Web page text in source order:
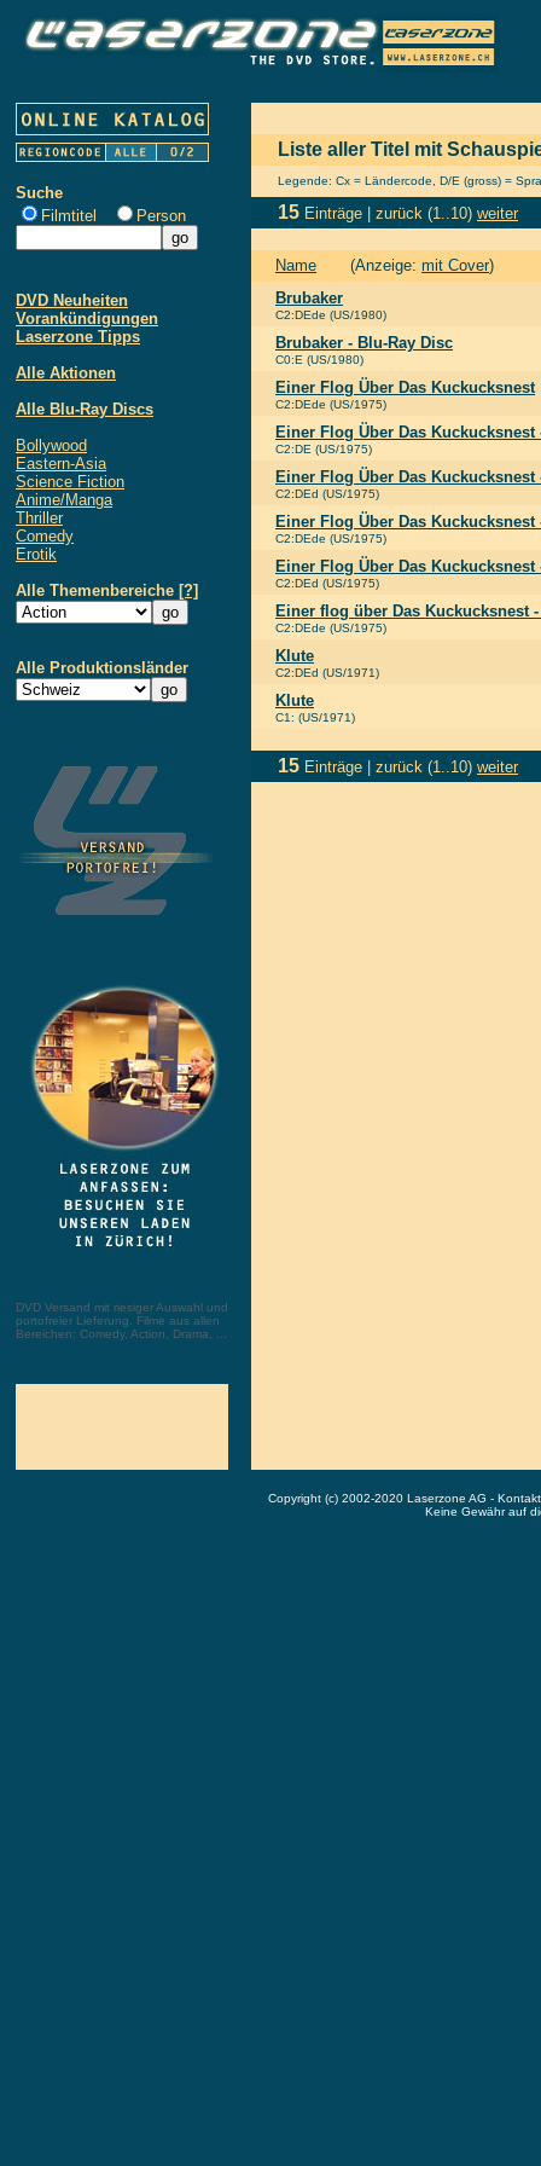
Suche
Filmtitel
Person
DVD Neuheiten
Vorankündigungen
Laserzone Tipps
Alle Aktionen
Alle Blu-Ray Discs
Bollywood
Eastern-Asia
Science Fiction
Anime/Manga
Thriller
Comedy
Erotik
Alle Themenbereiche [?]
Alle Produktionsländer
DVD Versand mit riesiger Auswahl und
portofreier Lieferung. Filme aus allen
Bereichen: Comedy, Action, Drama, ...
Liste aller Titel mit
Legende: Cx = Ländercode, D/E (gross) =
15 Einträge | zurück (1..10) weiter
Name (Anzeige: mit Cover)
Brubaker
C2:DEde (US/1980)
Brubaker - Blu-Ray Disc
C0:E (US/1980)
Einer Flog Über Das Kuckucksnest
C2:DEde (US/1975)
Einer Flog Über Das Kuckucksnest
C2:DE (US/1975)
Einer Flog Über Das Kuckucksnest
C2:DEd (US/1975)
Einer Flog Über Das
C2:DEde (US/1975)
Einer Flog Über Das
C2:DEd (US/1975)
Einer flog über Das Kuckucksnest
C2:DEde (US/1975)
Klute
C2:DEd (US/1971)
Klute
C1: (US/1971)
15 Einträge | zurück (1..10) weiter
Copyright (c) 2002-2020 Laserzone AG -
Keine Gewähr auf